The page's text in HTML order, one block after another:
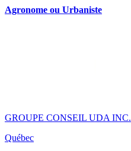
Agronome ou Urbaniste
GROUPE CONSEIL UDA INC.
Québec